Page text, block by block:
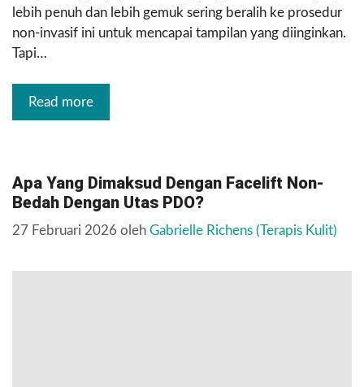
lebih penuh dan lebih gemuk sering beralih ke prosedur
non-invasif ini untuk mencapai tampilan yang diinginkan.
Tapi…
Read more
Apa Yang Dimaksud Dengan Facelift Non-
Bedah Dengan Utas PDO?
27 Februari 2026 oleh Gabrielle Richens (Terapis Kulit)